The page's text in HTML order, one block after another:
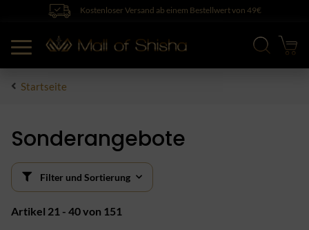
Kostenloser Versand ab einem Bestellwert von 49€
Startseite
Sonderangebote
Filter und Sortierung
Artikel 21 - 40 von 151